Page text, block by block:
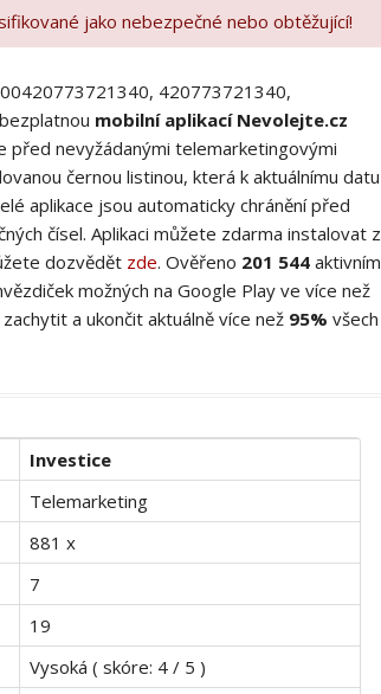
jako nebezpečné nebo obtěžující!
420773721340,
mobilní aplikací Nevolejte.cz
před nevyžádanými telemarketingovými
černou listinou, která k aktuálnímu datu
aplikace jsou automaticky chránění před
čísel. Aplikaci můžete zdarma instalovat z
dozvědět zde. Ověřeno 201 544
možných na Google Play ve více než
a ukončit aktuálně více než 95% všech
Investice
Telemarketing
881 x
7
19
Vysoká ( skóre: 4 / 5 )